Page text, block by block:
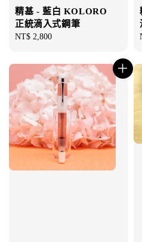
精基 - 藍白 KOLORO
正統滴入式鋼筆
Regular
NT$ 2,800